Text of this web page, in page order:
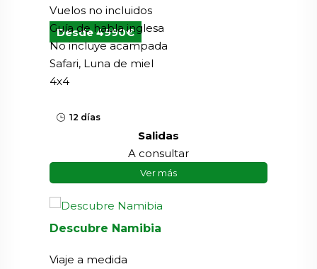
Desde 4990€
Vuelos no incluidos
Guía de habla inglesa
No incluye acampada
Safari, Luna de miel
4x4
12 días
Salidas
A consultar
Ver más
Descubre Namibia
Viaje a medida